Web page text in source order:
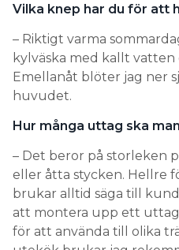
Vilka knep har du för att
– Riktigt varma
kylväska med kallt vatten
Emellanåt blöter jag ner
huvudet.
Hur många uttag ska
– Det beror på storleken
eller åtta stycken. Hellre
brukar alltid säga till
att montera upp ett uttag
för att använda till olika